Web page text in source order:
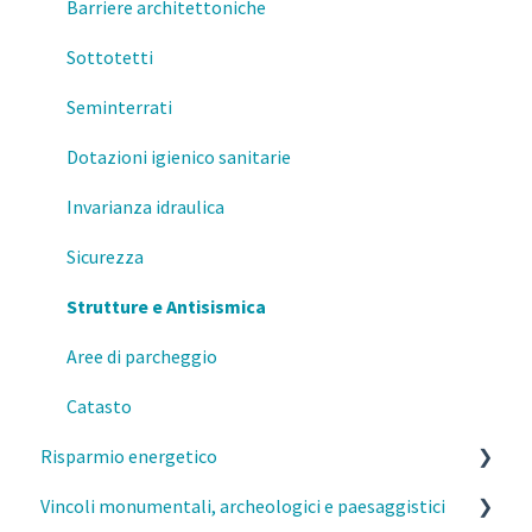
Barriere architettoniche
Sottotetti
Seminterrati
Dotazioni igienico sanitarie
Invarianza idraulica
Sicurezza
Strutture e Antisismica
Aree di parcheggio
Catasto
Risparmio energetico
Esercizio della professione e parcelle
Vincoli monumentali, archeologici e paesaggistici